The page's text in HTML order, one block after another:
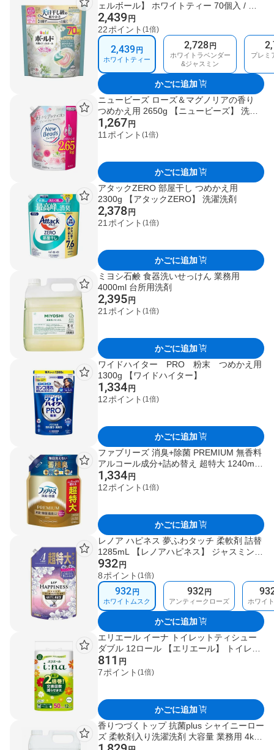
ェルボール】 ホワイトティー 70個入 / ホ
ワイトラベンダー&ジャスミン 70個入 / プ
レミアムブロッサム 73個入 / フレッシュサ
ボン 73個入
2,439 円
22ポイント (1倍)
2,439 円
ホワイトティー
2,728 円
ホワイトラベンダー
&ジャスミン
プレミ
かごに追加
ニュービーズ ローズ＆マグノリアの香り
つめかえ用 2650g 【ニュービーズ】 洗濯
洗剤
1,267 円
11 ポイント (1倍)
かごに追加
アタックZERO 部屋干し つめかえ用
2300g 【アタックZERO】 洗濯洗剤
2,378 円
21 ポイント (1倍)
かごに追加
ミヨシ石鹸 食器洗いせっけん 業務用
4000ml 台所用洗剤
2,395 円
21 ポイント (1倍)
かごに追加
ワイドハイター PRO 粉末 つめかえ用
1300g 【ワイドハイター】
1,334 円
12ポイント (1倍)
かごに追加
ファブリーズ 消臭+除菌 PREMIUM 無香料
アルコール成分+詰め替え 超特大 1240ml
【ファブリーズ(febreze)】 消臭・芳香剤
1,334 円
12ポイント (1倍)
かごに追加
レノア ハピネス 夢ふわタッチ 柔軟剤 詰替
1285mL 【レノアハピネス】 ジャスミン＆
ムスク / アンティークローズ / ウォームコ
ットン&すずらん / シャインマスカット / ホ
ワイトティー / ホワイトムスク
932 円
8ポイント (1倍)
932 円
ホワイトムスク
932 円
アンティークローズ ホワイ
かごに追加
エリエール イーナ トイレットティシュー
ダブル 12ロール 【エリエール】 トイレッ
トペーパー
811 円
7ポイント (1倍)
かごに追加
香りつづくトップ 抗菌plus シャイニーロー
ズ 柔軟剤入り洗濯洗剤 大容量 業務用 4kg
【トップ】 洗濯洗剤